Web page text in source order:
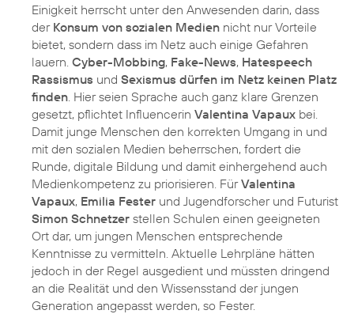
Einigkeit herrscht unter den Anwesenden darin, dass
der Konsum von sozialen Medien nicht nur Vorteile
bietet, sondern dass im Netz auch einige Gefahren
lauern. Cyber-Mobbing, Fake-News, Hatespeech
Rassismus und Sexismus dürfen im Netz keinen Platz
finden . Hier seien Sprache auch ganz klare Grenzen
gesetzt, pflichtet Influencerin Valentina Vapaux bei.
Damit junge Menschen den korrekten Umgang in und
mit den sozialen Medien beherrschen, fordert die
Runde, digitale Bildung und damit einhergehend auch
Medienkompetenz zu priorisieren. FürValentina
Vapaux, Emilia Fester und Jugendforscher und Futurist
Simon Schnetzer stellen Schulen einen geeigneten
Ort dar, um jungen Menschen entsprechende
Kenntnisse zu vermitteln. Aktuelle Lehrpläne hätten
jedoch in der Regel ausgedient und müssten dringend
an die Realität und den Wissensstand der jungen
Generation angepasst werden, so Fester.